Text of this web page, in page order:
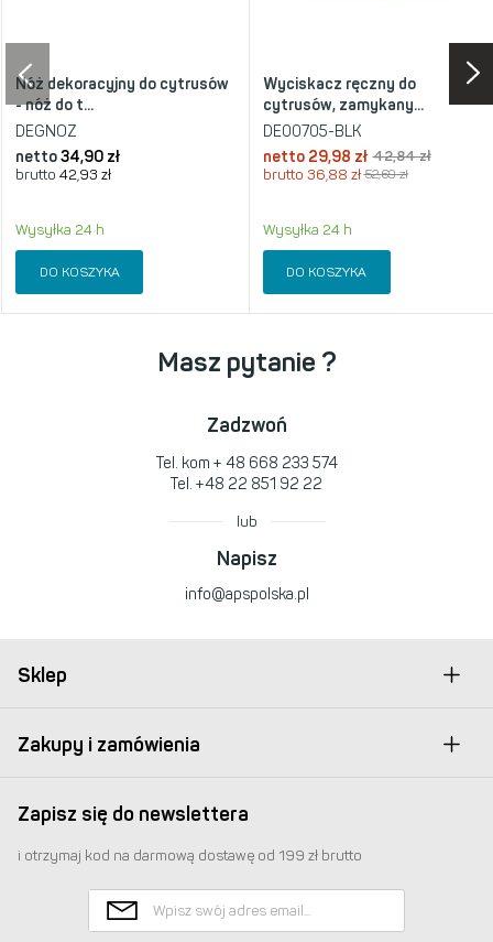
Nóż dekoracyjny do cytrusów
- nóż do t...
DEGNOZ
netto34,90 zł
brutto 42,93 zł
Wysyłka 24 h
DO KOSZYKA
Wyciskacz ręczny do
cytrusów, zamykany...
DE00705-BLK
netto 29,98 zł 42,84 zł
brutto 36,88 zł 52,69 zł
Wysyłka 24 h
DO KOSZYKA
Masz pytanie ?
Zadzwoń
Tel. kom + 48 668 233 574
Tel. +48 22 851 92 22
lub
Napisz
info@apspolska.pl
Sklep
Zakupy i zamówienia
Zapisz się do newslettera
i otrzymaj kod na darmową dostawę od 199 zł brutto